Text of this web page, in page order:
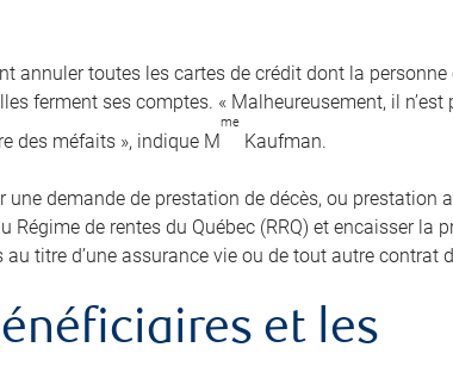
annuler toutes les cartes de crédit dont la
ferment ses comptes. « Malheureusement, il n’est
des méfaits », indique M
me
Kaufman.
demande de prestation de décès, ou prestation
de rentes du Québec (RRQ) et encaisser la
titre d’une assurance vie ou de tout autre contrat
et les